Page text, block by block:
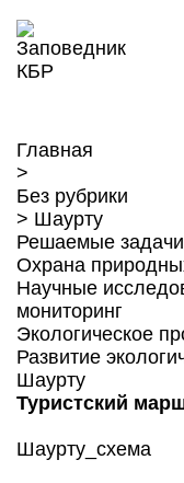
Главная
>
Без рубрики
> Шаурту
Решаемые задачи
Охрана
Научные
мониторинг
Экологическое
Развитие
Шаурту
Туристский
Шаурту_схема